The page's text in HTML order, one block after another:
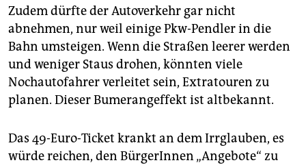
Zudem dürfte der Autoverkehr gar nicht
abnehmen, nur weil einige Pkw-Pendler in die
Bahn umsteigen. Wenn die Straßen leerer werden
und weniger Staus drohen, könnten viele
Nochautofahrer verleitet sein, Extratouren zu
planen. Dieser Bumerangeffekt ist altbekannt.
Das 49-Euro-Ticket krankt an dem Irrglauben, es
würde reichen, den BürgerInnen „Angebote“ zu